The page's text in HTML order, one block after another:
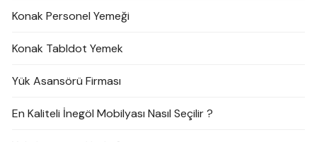
Konak Personel Yemeği
Konak Tabldot Yemek
Yük Asansörü Firması
En Kaliteli İnegöl Mobilyası Nasıl Seçilir ?